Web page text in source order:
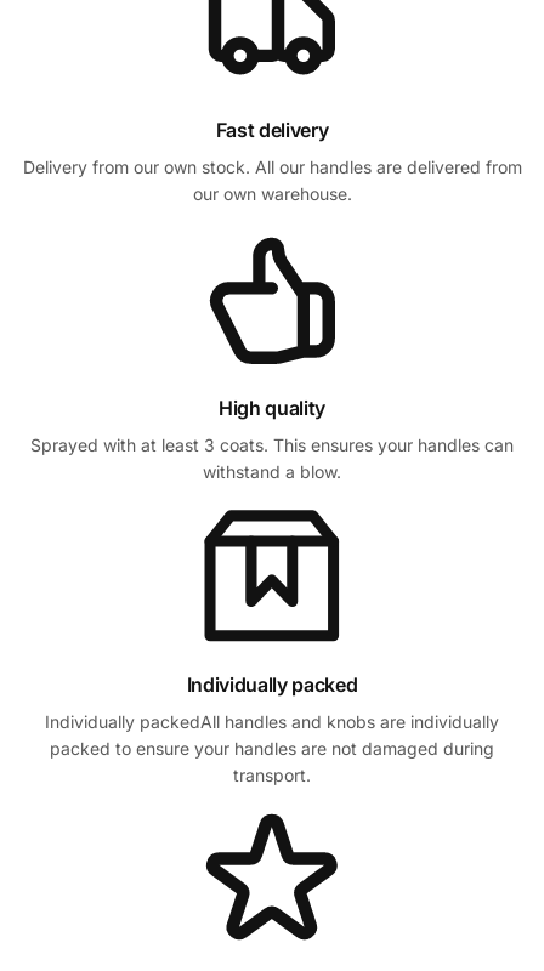
Fast delivery
Delivery from our own stock. All our handles are delivered from
our own warehouse.
High quality
Sprayed with at least 3 coats. This ensures your handles can
withstand a blow.
Individually packed
Individually packedAll handles and knobs are individually
packed to ensure your handles are not damaged during
transport.